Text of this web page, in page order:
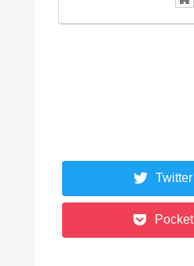
Twitter
Pocket